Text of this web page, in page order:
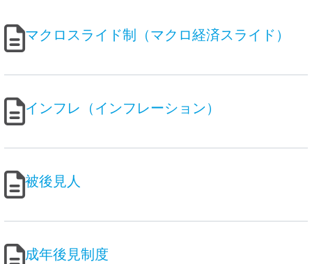
マクロスライド制（マクロ経済スライド）
インフレ（インフレーション）
被後見人
成年後見制度